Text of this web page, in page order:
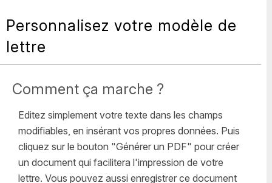
LETTRES DE MOTIVATION
Personnalisez votre modèle de
lettre
Comment ça marche ?
Editez simplement votre texte dans les champs
modifiables, en insérant vos propres données. Puis
cliquez sur le bouton "Générer un PDF" pour créer
un document qui facilitera l'impression de votre
lettre. Vous pouvez aussi enregistrer ce document